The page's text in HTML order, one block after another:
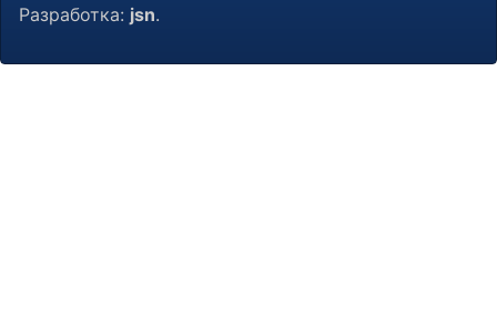
Разработка: jsn.